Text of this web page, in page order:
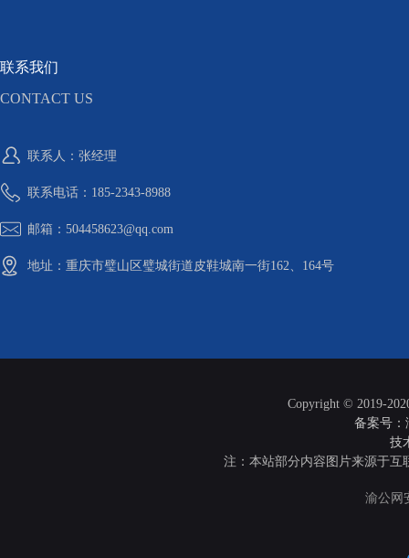
联系我们
CONTACT US
联系人：张经理
联系电话：185-2343-8988
邮箱：504458623@qq.com
地址：重庆市璧山区璧城街道皮鞋城南一街162、164号
Copyright © 2019-
备案号：
技
注：本站部分内容图片来源于
渝公网